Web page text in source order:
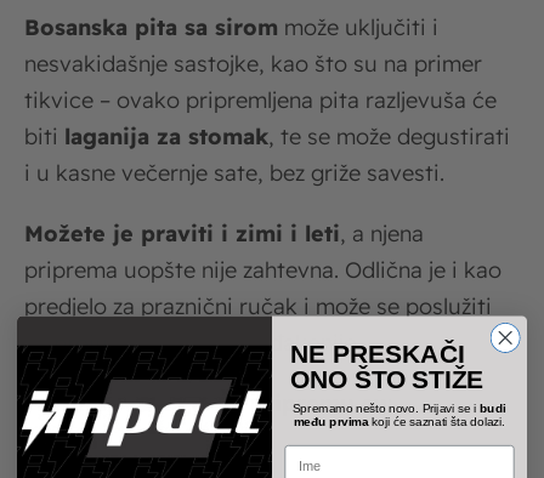
Bosanska pita sa sirom može uključiti i
nesvakidašnje sastojke, kao što su na primer
tikvice – ovako pripremljena pita razljevuša će
biti laganija za stomak, te se može degustirati
i u kasne večernje sate, bez griže savesti.
Možete je praviti i zimi i leti, a njena
priprema uopšte nije zahtevna. Odlična je i kao
predjelo za praznični ručak i može se poslužiti
uzprojui suhomesnate đakonije.
Potrebni sastojci za pripremu su:
2 tikvice
NE PRESKAČI
ONO ŠTO STIŽE
Spremamo nešto novo. Prijavi se ibudi
među prvima koji će saznati šta dolazi.
Name